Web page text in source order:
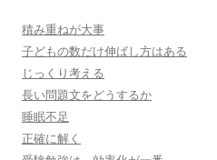
積み重ねが大事
子どもの数だけ伸ばし方はある
じっくり考える
長い問題文をどうするか
睡眠不足
正確に解く